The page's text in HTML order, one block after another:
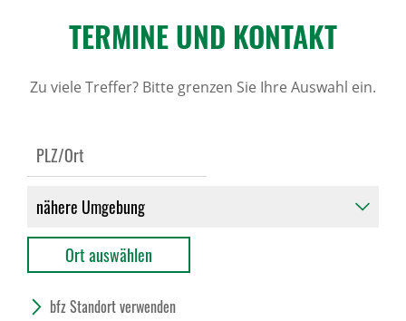
TERMINE UND KONTAKT
Zu viele Treffer? Bitte grenzen Sie Ihre Auswahl ein.
bfz Standort verwenden